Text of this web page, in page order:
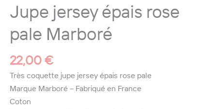
Jupe jersey épais rose
pale Marboré
22,00€
Très coquette jupe jersey épais rose pale
Marque Marboré – Fabriqué en France
Coton